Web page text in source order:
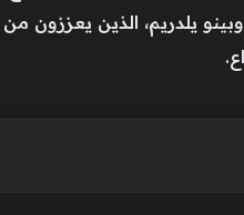
يلدريم، الذين يعززون